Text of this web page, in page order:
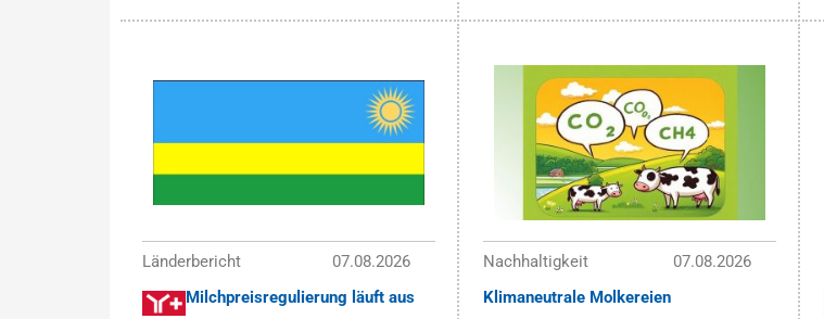
Länderbericht
07.08.2026
Milchpreisregulierung läuft aus
Nachhaltigkeit
07.08.2026
Klimaneutrale Molkereien